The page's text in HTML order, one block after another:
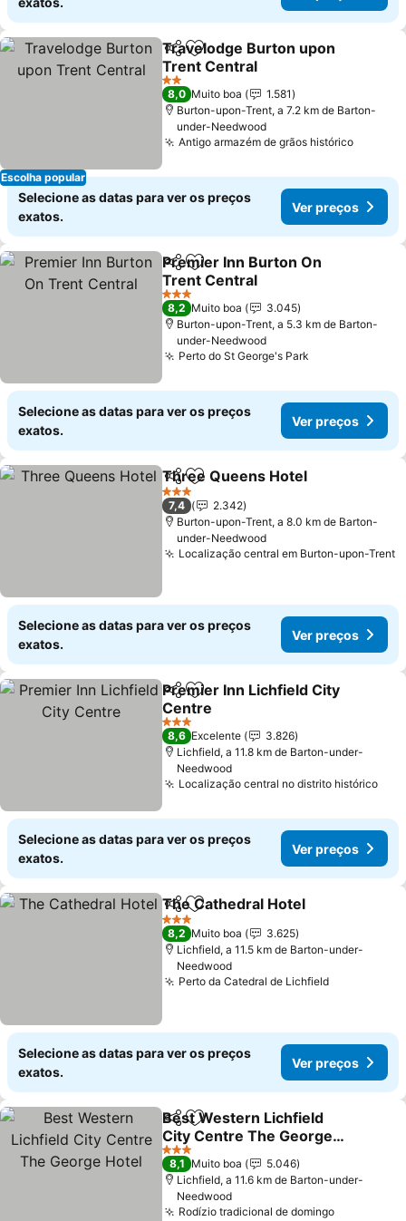
Escolha popular
PartilharAdicionar aos favoritos
Travelodge Burton upon
Trent Central
2 Estrelas
8,0 Muito boa
1.581
Burton-upon-Trent, a 7.2 km de Barton-
under-Needwood
Antigo armazém de grãos histórico
Selecione as datas para ver os preços
exatos.
Ver preços
PartilharAdicionar aos favoritos
Premier Inn Burton On
Trent Central
3 Estrelas
8,2 Muito boa
3.045
Burton-upon-Trent, a 5.3 km de Barton-
under-Needwood
Perto do St George's Park
Selecione as datas para ver os preços
exatos.
Ver preços
PartilharAdicionar aos favoritos
Three Queens Hotel
3 Estrelas
7,4
2.342
Burton-upon-Trent, a 8.0 km de Barton-
under-Needwood
Localização central em Burton-upon-Trent
Selecione as datas para ver os preços
exatos.
Ver preços
PartilharAdicionar aos favoritos
Premier Inn Lichfield City
Centre
3 Estrelas
8,6 Excelente
3.826
Lichfield, a 11.8 km de Barton-under-
Needwood
Localização central no distrito histórico
Selecione as datas para ver os preços
exatos.
Ver preços
PartilharAdicionar aos favoritos
The Cathedral Hotel
3 Estrelas
8,2 Muito boa
3.625
Lichfield, a 11.5 km de Barton-under-
Needwood
Perto da Catedral de Lichfield
Selecione as datas para ver os preços
exatos.
Ver preços
PartilharAdicionar aos favoritos
Best Western Lichfield
City Centre The George
Hotel
3 Estrelas
8,1 Muito boa
5.046
Lichfield, a 11.6 km de Barton-under-
Needwood
Rodízio tradicional de domingo